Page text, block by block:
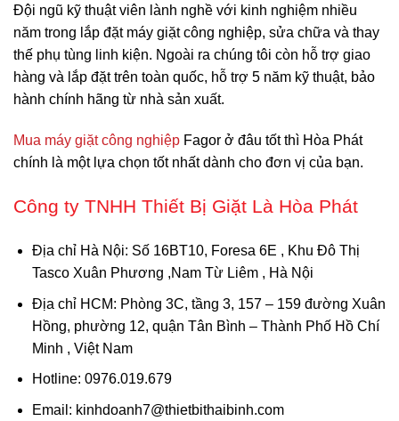
Đội ngũ kỹ thuật viên lành nghề với kinh nghiệm nhiều
năm trong lắp đặt máy giặt công nghiệp, sửa chữa và thay
thế phụ tùng linh kiện. Ngoài ra chúng tôi còn hỗ trợ giao
hàng và lắp đặt trên toàn quốc, hỗ trợ 5 năm kỹ thuật, bảo
hành chính hãng từ nhà sản xuất.
Mua máy giặt công nghiệp Fagor ở đâu tốt thì Hòa Phát
chính là một lựa chọn tốt nhất dành cho đơn vị của bạn.
Công ty TNHH Thiết Bị Giặt Là Hòa Phát
Địa chỉ Hà Nội: Số 16BT10, Foresa 6E , Khu Đô Thị
Tasco Xuân Phương ,Nam Từ Liêm , Hà Nội
Địa chỉ HCM: Phòng 3C, tầng 3, 157 – 159 đường Xuân
Hồng, phường 12, quận Tân Bình – Thành Phố Hồ Chí
Minh , Việt Nam
Hotline: 0976.019.679
Email : kinhdoanh7@thietbithaibinh.com